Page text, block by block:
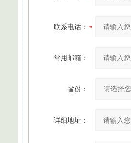
联系电话：
常用邮箱：
省份：
详细地址：